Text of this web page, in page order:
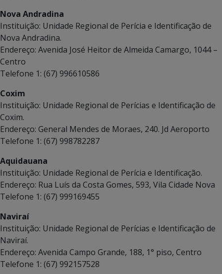
Nova Andradina
Instituição: Unidade Regional de Perícia e Identificação de
Nova Andradina.
Endereço: Avenida José Heitor de Almeida Camargo, 1044 –
Centro
Telefone 1: (67) 996610586
Coxim
Instituição: Unidade Regional de Perícias e Identificação de
Coxim.
Endereço: General Mendes de Moraes, 240. Jd Aeroporto
Telefone 1: (67) 998782287
Aquidauana
Instituição: Unidade Regional de Perícia e Identificação.
Endereço: Rua Luís da Costa Gomes, 593, Vila Cidade Nova
Telefone 1: (67) 999169455
Naviraí
Instituição: Unidade Regional de Perícias e Identificação de
Naviraí.
Endereço: Avenida Campo Grande, 188, 1° piso, Centro
Telefone 1: (67) 992157528